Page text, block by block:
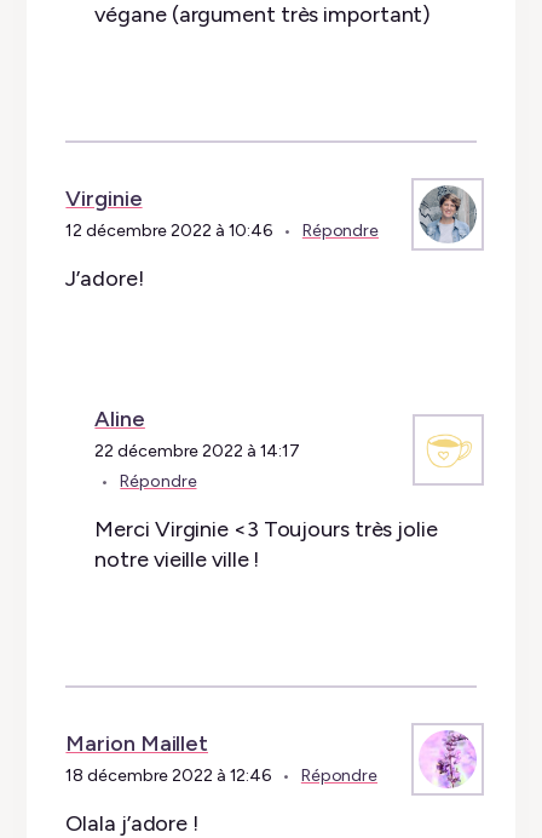
végane (argument très important)
Virginie
12 décembre 2022 à 10:46 Répondre
J’adore!
Aline
22 décembre 2022 à 14:17
Répondre
Merci Virginie <3 Toujours très jolie
notre vieille ville !
Marion Maillet
18 décembre 2022 à 12:46 Répondre
Olala j’adore !